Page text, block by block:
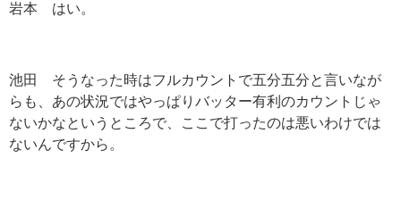
岩本 はい。
池田 そうなった時はフルカウントで五分五分と言いなが
らも、あの状況ではやっぱりバッター有利のカウントじゃ
ないかなというところで、ここで打ったのは悪いわけでは
ないんですから。